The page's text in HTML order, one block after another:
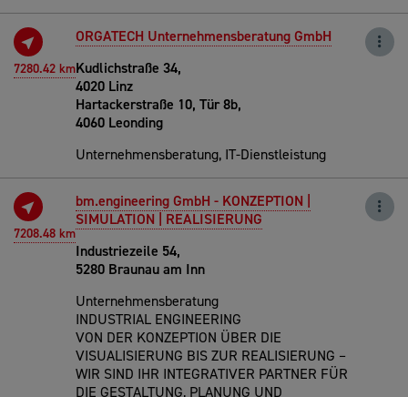
7280.42 km
ORGATECH Unternehmensberatung GmbH
Kudlichstraße 34,
4020 Linz
Hartackerstraße 10, Tür 8b,
4060 Leonding
Unternehmensberatung, IT-Dienstleistung
7208.48 km
bm.engineering GmbH - KONZEPTION |
SIMULATION | REALISIERUNG
Industriezeile 54,
5280 Braunau am Inn
Unternehmensberatung
INDUSTRIAL ENGINEERING
VON DER KONZEPTION ÜBER DIE
VISUALISIERUNG BIS ZUR REALISIERUNG –
WIR SIND IHR INTEGRATIVER PARTNER FÜR
DIE GESTALTUNG, PLANUNG UND